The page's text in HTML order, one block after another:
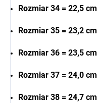
Rozmiar 34 = 22,5 cm
Rozmiar 35 = 23,2 cm
Rozmiar 36 = 23,5 cm
Rozmiar 37 = 24,0 cm
Rozmiar 38 = 24,7 cm